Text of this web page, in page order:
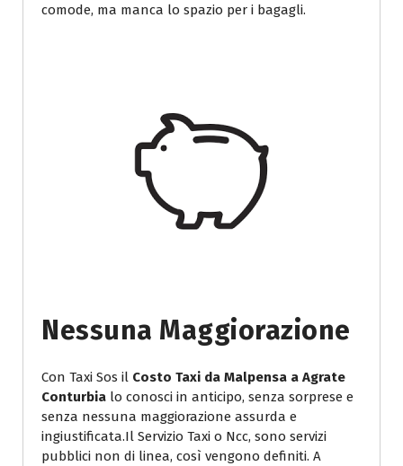
comode, ma manca lo spazio per i bagagli.
Nessuna Maggiorazione
Con Taxi Sos il Costo Taxi da Malpensa a Agrate
Conturbia lo conosci in anticipo, senza sorprese e
senza nessuna maggiorazione assurda e
ingiustificata.Il Servizio Taxi o Ncc, sono servizi
pubblici non di linea, così vengono definiti. A